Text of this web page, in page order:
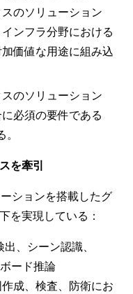
のソリューション
ンフラ分野における
価値な用途に組み込
スのソリューション
必須の要件である
を牽引
ションを搭載したグ
を実現している：
出、シーン認識、
ード推論
成、検査、防衛にお